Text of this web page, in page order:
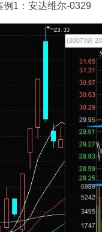
例1：安达维尔-0329